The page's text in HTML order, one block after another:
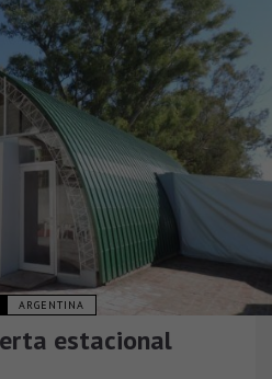
ARGENTINA
estacional